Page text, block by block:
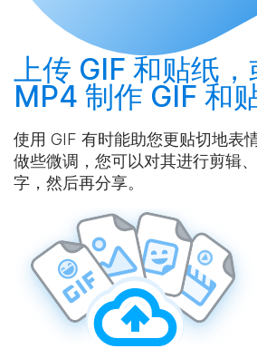
上传 GIF 和贴纸
MP4 制作 GIF 和
使用 GIF 有时能助您更贴切地表
做些微调，您可以对其进行剪辑
字，然后再分享。